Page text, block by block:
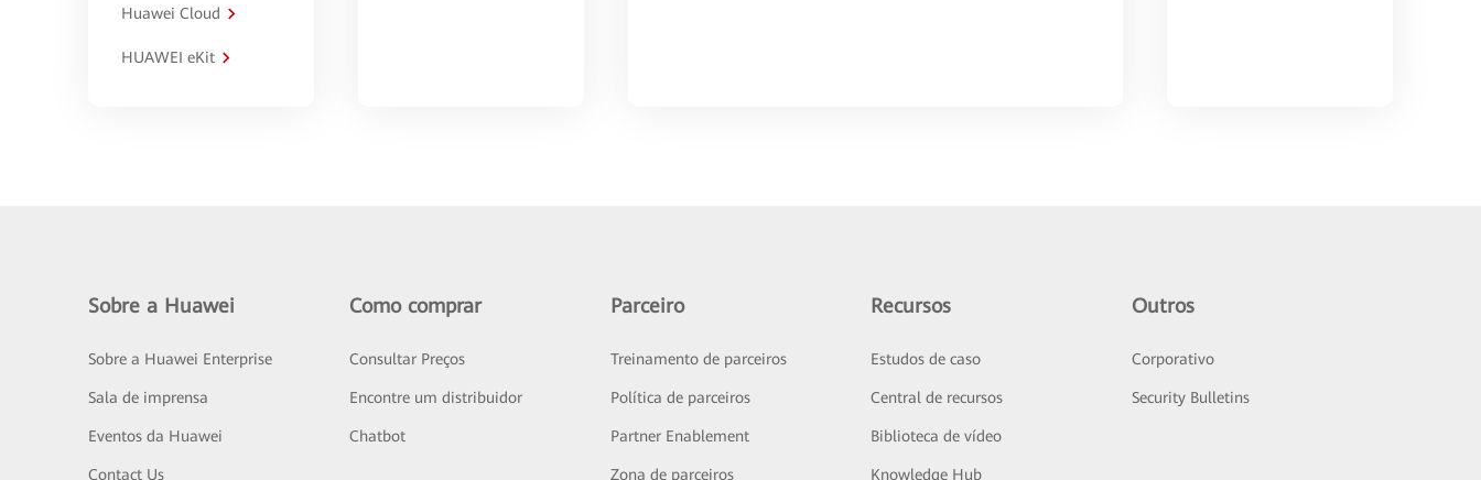
Huawei Cloud
HUAWEI eKit
Sobre a Huawei
Sobre a Huawei Enterprise
Sala de imprensa
Eventos da Huawei
Contact Us
Como comprar
Consultar Preços
Encontre um distribuidor
Chatbot
Parceiro
Treinamento de parceiros
Política de parceiros
Partner Enablement
Zona de parceiros
Recursos
Estudos de caso
Central de recursos
Biblioteca de vídeo
Knowledge Hub
Outros
Corporativo
Security Bulletins